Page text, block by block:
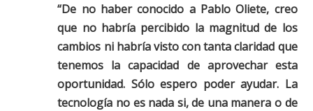
“De no haber conocido a Pablo Oliete, creo
que no habría percibido la magnitud de los
cambios ni habría visto con tanta claridad que
tenemos la capacidad de aprovechar esta
oportunidad. Sólo espero poder ayudar. La
tecnología no es nada si, de una manera o de